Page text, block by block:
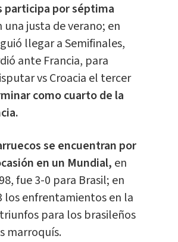
participa por séptima
una justa de verano; en
llegar a Semifinales,
ante Francia, para
vs Croacia el tercer
como cuarto de la
se encuentran por
en un Mundial, en
fue 3-0 para Brasil; en
los enfrentamientos en la
para los brasileños
marroquís.